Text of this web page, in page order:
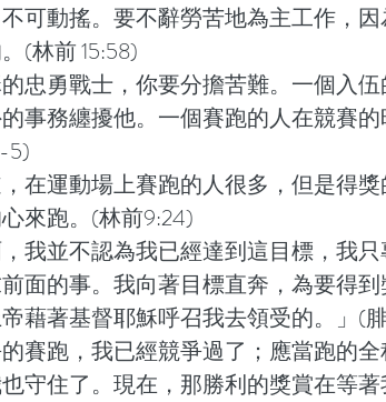
可動搖。要不辭勞苦地為主工作，
(林前 15:58)
忠勇戰士，你要分擔苦難。一個入
事務纏擾他。一個賽跑的人在競賽
5)
在運動場上賽跑的人很多，但是得
來跑。(林前9:24)
，我並不認為我已經達到這目標，我
面的事。我向著目標直奔，為要得
藉著基督耶穌呼召我去領受的。」(
的賽跑，我已經競爭過了；應當跑的
守住了。現在，那勝利的獎賞在等